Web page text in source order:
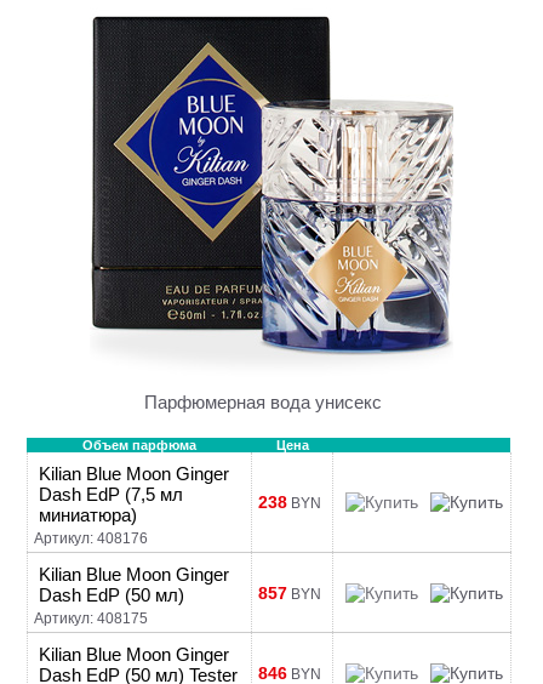
Парфюмерная вода унисекс
Объем парфюма Цена
Kilian Blue Moon Ginger
Dash EdP (7,5 мл
миниатюра)
Артикул: 408176
238 BYN
Kilian Blue Moon Ginger
Dash EdP (50 мл)
Артикул: 408175
857 BYN
Kilian Blue Moon Ginger
Dash EdP (50 мл) Tester
846 BYN